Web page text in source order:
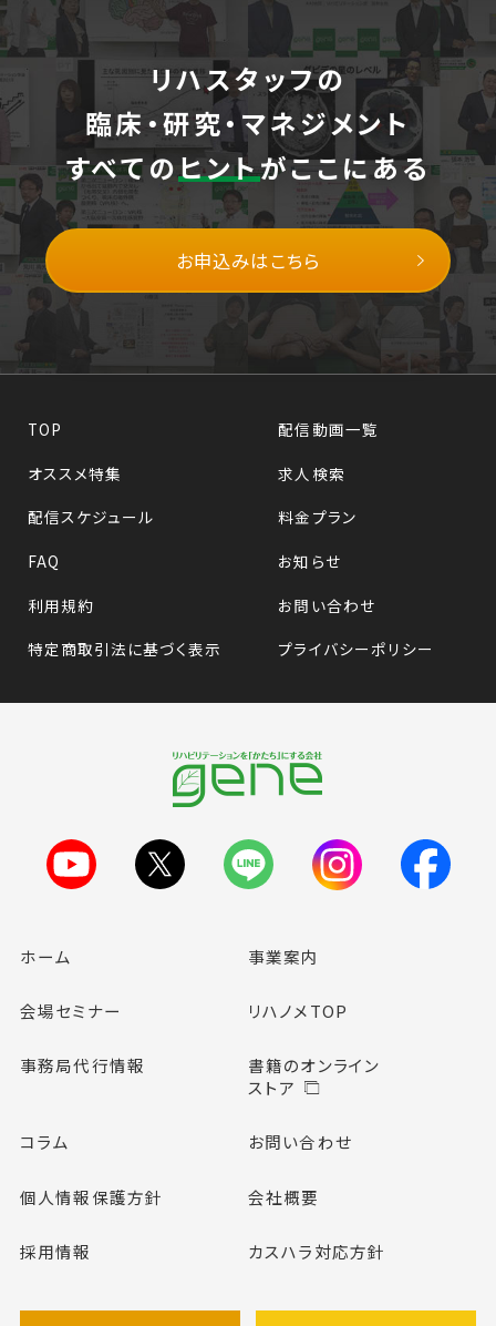
リハスタッフの
臨床・研究・マネジメント
すべてのヒントがここにある
お申込みはこちら
TOP
配信動画一覧
オススメ特集
求人検索
配信スケジュール
料金プラン
FAQ
お知らせ
利用規約
お問い合わせ
特定商取引法に基づく表示
プライバシーポリシー
ホーム 事業案内
会場セミナー リハノメTOP
事務局代行情報
書籍のオンライン
ストア
コラム お問い合わせ
個人情報保護方針 会社概要
採用情報 カスハラ対応方針